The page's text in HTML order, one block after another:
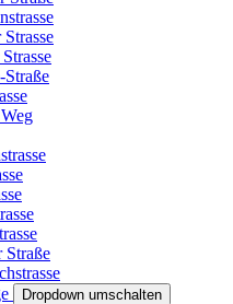
Straße
Dropdown umschalten